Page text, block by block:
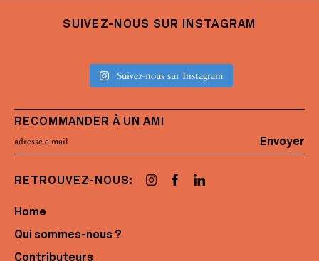
SUIVEZ-NOUS SUR INSTAGRAM
Suivez-nous sur Instagram
RECOMMANDER À UN AMI
Envoyer
RETROUVEZ-NOUS:
Home
Qui sommes-nous ?
Contributeurs